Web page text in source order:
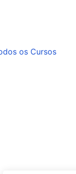
os Cursos